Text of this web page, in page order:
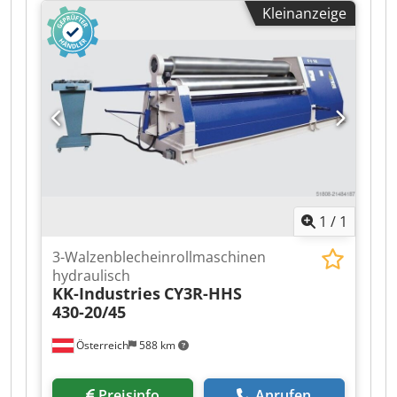
Synchronisierte hydraulische Drehung der 3
Walzen mit stufenlos regelbarer Geschwindigkeit
- Planetarische Bauweise mit vollhydraulischer
Vorbiegefunktion - Konisches Biegen mit
gehärteter Kontrastauflage - Digitale
Positionsanzeige der Biegewalzen - Walzen auf
schwergängigen, doppelkranzigen Lagern
gelagert - Hydraulisches Überlastschutzsystem
für alle 3 Walzen - Hochdruck-Hydraulikaggregat
angeordnetes, mobiles Bedienpult mit Joysticks
und Digitalanzeigen - Not-Aus Sicherheits-
Maschine Walzenflächenlänge: 3.550 mm
Oberwalze: Ø 950 mm Seitenwalzen: Ø 880 mm
Elektrische Anschlussleistung Hydraulikaggregat:
2 x 100 PS, 380 V AC / 50 Hz Ausstattung und
Zubehör der Maschine: - Gehärtete Oberflächen
an allen 3 Walzen - Konisches Biegewerkzeug,
Zentralisierte Bedienkonsole mit elektrischen
Arbeitsbreite:
, Blechstärke (max.):25
mm, Leergewicht:
DETAILS Anzahl der Rollen: 4 Stk. Blechdicke
max.: 25 mm Arbeitsbreite max.: 3.000 mm
Durchmesser der Oberwalze: 350 mm
Durchmesser der Unterwalzen: 300 mm
MASCHINEN-DETAILS Ansteuerung:
Konventionell Abmessungen & Gewicht
Abmessungen (L x B x H): 6.300 x 2.000 x 1.800
Kleinanzeige
1 / 1
Österreich 588 km
3-Walzenblecheinrollmaschinen
hydraulisch
KK-Industries CY3R-HHS
430-20/45